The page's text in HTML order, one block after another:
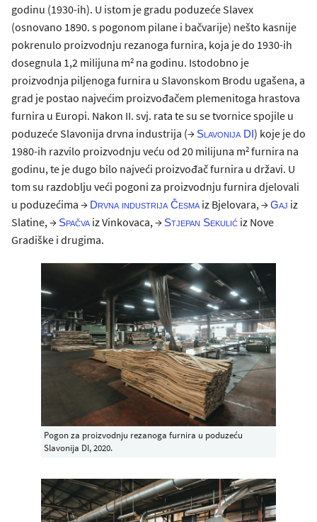
godinu (1930-ih). U istom je gradu poduzeće Slavex
(osnovano 1890. s pogonom pilane i bačvarije) nešto kasnije
pokrenulo proizvodnju rezanoga furnira, koja je do 1930-ih
dosegnula 1,2 milijuna m2 na godinu. Istodobno je
proizvodnja piljenoga furnira u Slavonskom Brodu ugašena, a
grad je postao najvećim proizvođačem plemenitoga hrastova
furnira u Europi. Nakon II. svj. rata te su se tvornice spojile u
poduzeće Slavonija drvna industrija (→ Slavonija DI ) koje je do
1980-ih razvilo proizvodnju veću od 20 milijuna m2 furnira na
godinu, te je dugo bilo najveći proizvođač furnira u državi. U
tom su razdoblju veći pogoni za proizvodnju furnira djelovali
u poduzećima → Drvna industrija Česmaiz Bjelovara, →Gaj iz
Slatine, → Spačvaiz Vinkovaca, → Stjepan Sekulić iz Nove
Gradiške i drugima.
Pogon za proizvodnju rezanoga furnira u poduzeću
Slavonija DI, 2020.